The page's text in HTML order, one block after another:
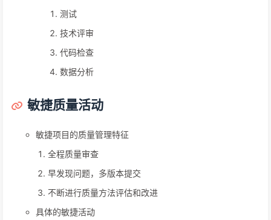
测试
技术评审
代码检查
数据分析
敏捷质量活动
敏捷项目的质量管理特征
全程质量审查
早发现问题，多版本提交
不断进行质量方法评估和改进
具体的敏捷活动